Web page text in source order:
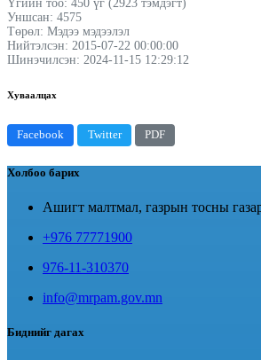
Үгийн тоо: 450 үг (2923 тэмдэгт)
Уншсан: 4575
Төрөл: Мэдээ мэдээлэл
Нийтэлсэн: 2015-07-22 00:00:00
Шинэчилсэн: 2024-11-15 12:29:12
Хуваалцах
Facebook Twitter PDF
Холбоо барих
Ашигт малтмал, газрын тосны
+976 77771900
976-11-310370
info@mrpam.gov.mn
Биднийг дагах